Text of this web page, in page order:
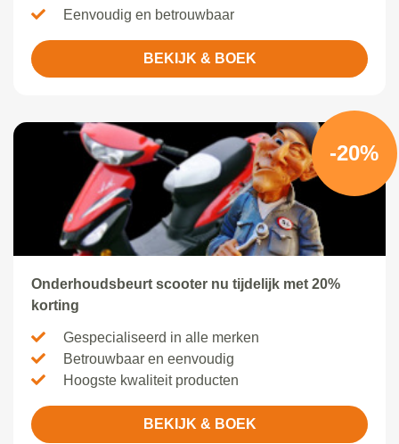
Eenvoudig en betrouwbaar
BEKIJK & BOEK
-20%
Onderhoudsbeurt scooter nu tijdelijk met 20%
korting
Gespecialiseerd in alle merken
Betrouwbaar en eenvoudig
Hoogste kwaliteit producten
BEKIJK & BOEK